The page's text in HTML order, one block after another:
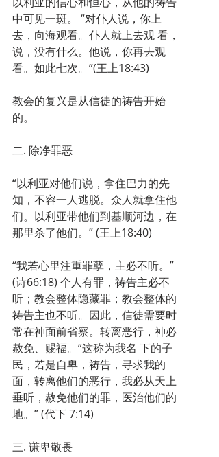
中可见一斑。 “对仆人说，你上
去，向海观看。仆人就上去观 看，
说，没有什么。他说，你再去观
看。如此七次。”(王上18:43)
教会的复兴是从信徒的祷告开始
的。
二. 除净罪恶
“以利亚对他们说，拿住巴力的先
知，不容一人逃脱。众人就拿住他
们。以利亚带他们到基顺河边，在
那里杀了他们。” (王上18:40)
“我若心里注重罪孽，主必不听。”
(诗66:18) 个人有罪，祷告主必不
听；教会整体隐藏罪；教会整体的
祷告主也不听。因此，信徒需要时
常在神面前省察。转离恶行，神必
赦免、赐福。“这称为我名 下的子
民，若是自卑，祷告，寻求我的
面，转离他们的恶行，我必从天上
垂听，赦免他们的罪，医治他们的
地。” (代下 7:14)
三. 谦卑敬畏